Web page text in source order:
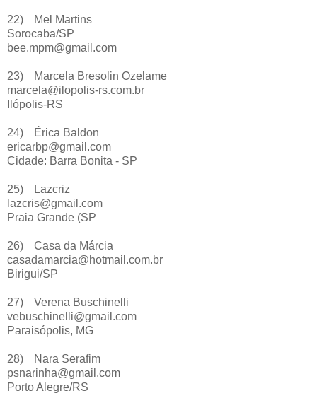
22)
Mel Martins
Sorocaba/SP
bee.mpm@gmail.com
23)
Marcela Bresolin Ozelame
marcela@ilopolis-rs.com.br
Ilópolis-RS
24)
Érica Baldon
ericarbp@gmail.com
Cidade: Barra Bonita - SP
25)
Lazcriz
lazcris@gmail.com
Praia Grande (SP
26)
Casa da Márcia
casadamarcia@hotmail.com.br
Birigui/SP
27)
Verena Buschinelli
vebuschinelli@gmail.com
Paraisópolis, MG
28)
Nara Serafim
psnarinha@gmail.com
Porto Alegre/RS